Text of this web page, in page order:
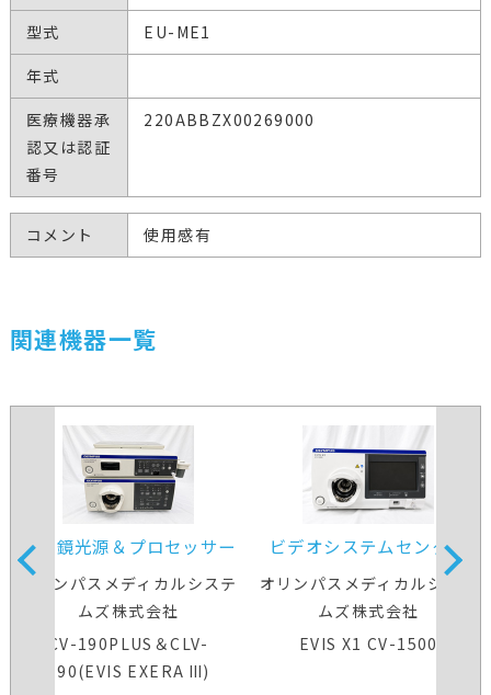
型式
EU-ME1
年式
医療機器承
認又は認証
番号
220ABBZX00269000
コメント 使用感有
関連機器一覧
内視鏡光源＆プロセッサー
装置
オリンパスメディカルシステ
ムズ株式会社
CV-190PLUS＆CLV-
190(EVIS EXERA Ⅲ)
ビデオシステムセンター
オリンパスメディカルシステ
ムズ株式会社
EVIS X1 CV-1500